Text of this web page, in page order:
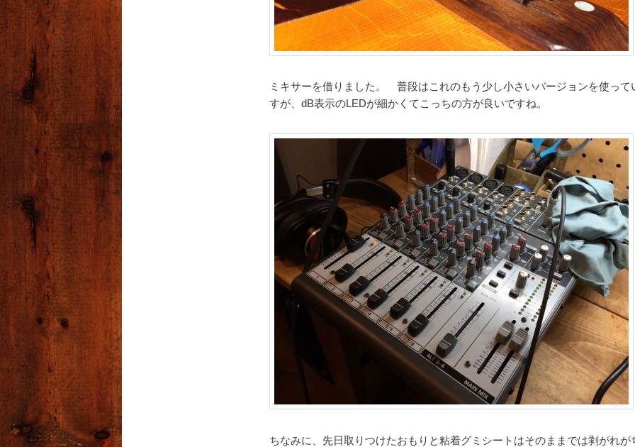
ミキサーを借りました。 普段はこれのもう少し小さいバージョンを使って
すが、dB表示のLEDが細かくてこっちの方が良いですね。
ちなみに、先日取りつけたおもりと粘着グミシートはそのままでは剥がれが